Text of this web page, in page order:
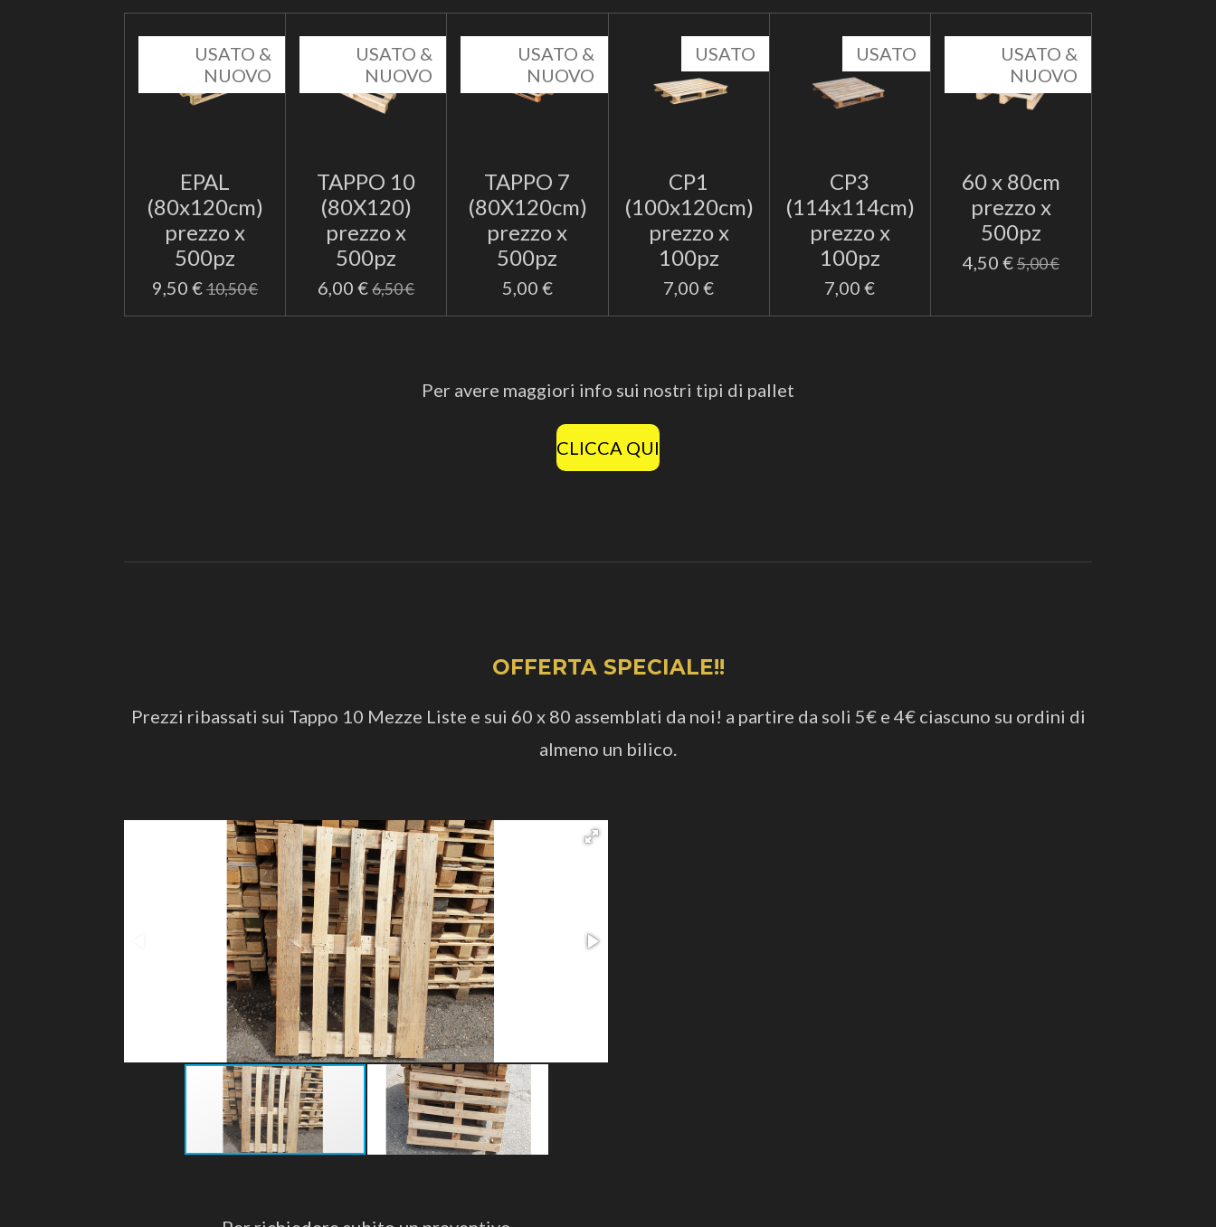
USATO &
NUOVO
EPAL
(80x120cm)
prezzo x
500pz
9,50 €10,50 €
USATO &
NUOVO
TAPPO 10
(80X120)
prezzo x
500pz
6,00 € 6,50 €
USATO &
NUOVO
TAPPO 7
(80X120cm)
prezzo x
500pz
5,00 €
USATO
CP1
(100x120cm)
prezzo x
100pz
7,00 €
USATO
CP3
(114x114cm)
prezzo x
100pz
7,00 €
USATO &
NUOVO
60 x 80cm
prezzo x
500pz
4,50 €5,00 €
Per avere maggiori info sui nostri tipi di pallet
CLICCA QUI
OFFERTA SPECIALE!!
Prezzi ribassati sui Tappo 10 Mezze Liste e sui 60 x 80 assemblati da noi! a partire da soli 5€ e 4€ ciascuno su ordini di
almeno un bilico.